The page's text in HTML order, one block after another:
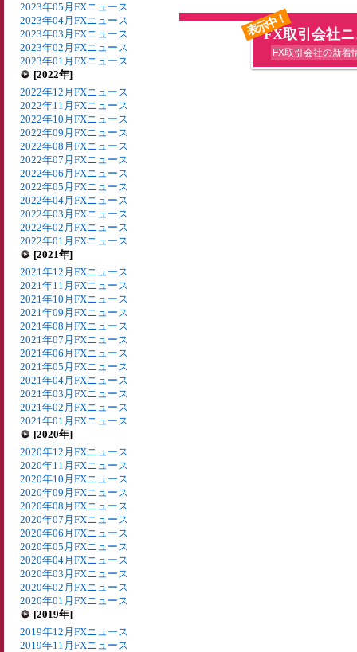
2023年05月FXニュース
2023年04月FXニュース
2023年03月FXニュース
2023年02月FXニュース
2023年01月FXニュース
[2022年]
2022年12月FXニュース
2022年11月FXニュース
2022年10月FXニュース
2022年09月FXニュース
2022年08月FXニュース
2022年07月FXニュース
2022年06月FXニュース
2022年05月FXニュース
2022年04月FXニュース
2022年03月FXニュース
2022年02月FXニュース
2022年01月FXニュース
[2021年]
2021年12月FXニュース
2021年11月FXニュース
2021年10月FXニュース
2021年09月FXニュース
2021年08月FXニュース
2021年07月FXニュース
2021年06月FXニュース
2021年05月FXニュース
2021年04月FXニュース
2021年03月FXニュース
2021年02月FXニュース
2021年01月FXニュース
[2020年]
2020年12月FXニュース
2020年11月FXニュース
2020年10月FXニュース
2020年09月FXニュース
2020年08月FXニュース
2020年07月FXニュース
2020年06月FXニュース
2020年05月FXニュース
2020年04月FXニュース
2020年03月FXニュース
2020年02月FXニュース
2020年01月FXニュース
[2019年]
2019年12月FXニュース
2019年11月FXニュース
表示中！
FX取引会社
FX取引会社の新着